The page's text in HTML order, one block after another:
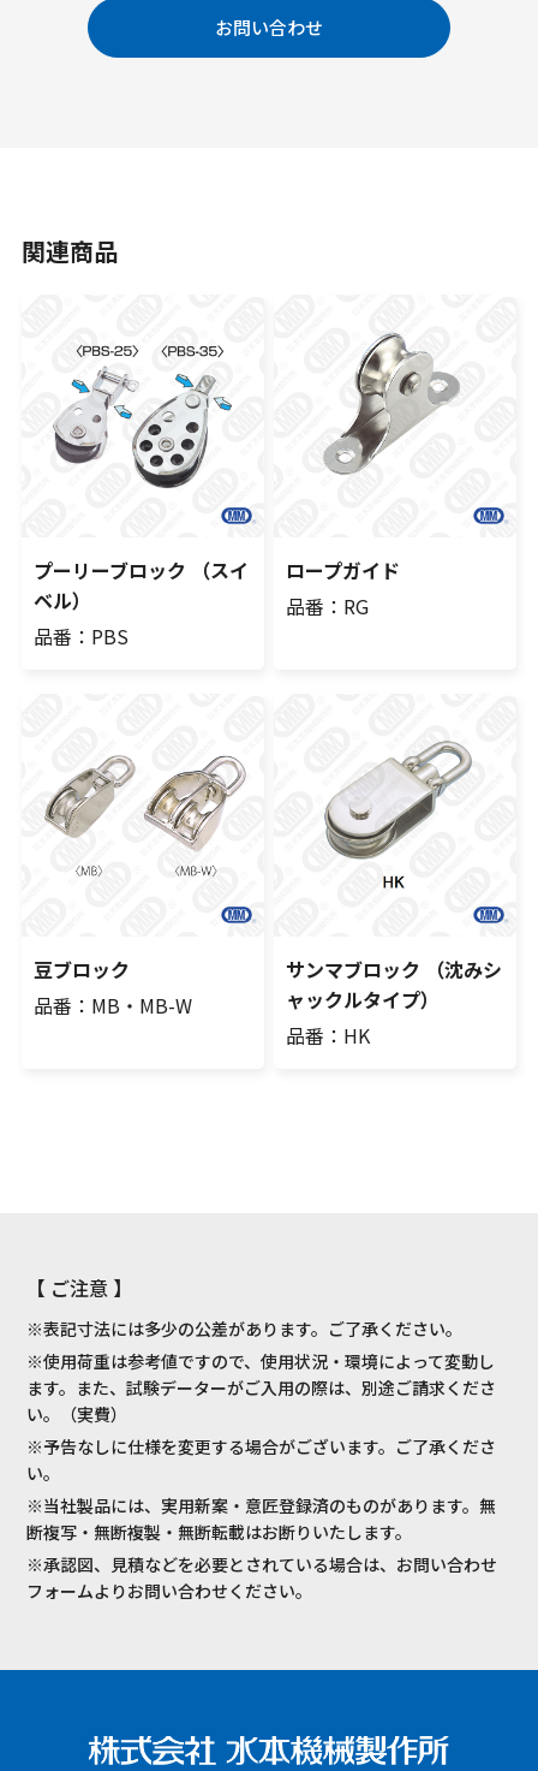
お問い合わせ
関連商品
プーリーブロック （スイ
ベル）
品番：PBS
ロープガイド
品番：RG
豆ブロック
品番：MB・MB-W
サンマブロック （沈みシ
ャックルタイプ）
品番：HK
【 ご注意 】
※表記寸法には多少の公差があります。ご了承ください。
※使用荷重は参考値ですので、使用状況・環境によって変動し
ます。また、試験データーがご入用の際は、別途ご請求くださ
い。（実費）
※予告なしに仕様を変更する場合がございます。ご了承くださ
い。
※当社製品には、実用新案・意匠登録済のものがあります。無
断複写・無断複製・無断転載はお断りいたします。
※承認図、見積などを必要とされている場合は、お問い合わせ
フォームよりお問い合わせください。